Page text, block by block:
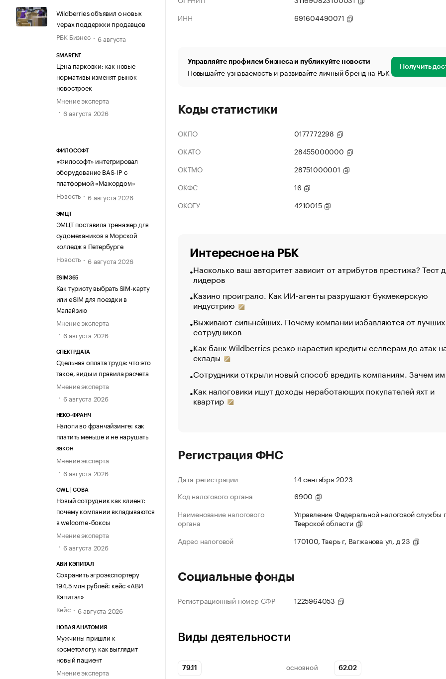
Wildberries объявил о новых
мерах поддержки продавцов
РБК Бизнес
6 августа
SMARENT
Цена парковки: как новые
нормативы изменят рынок
новостроек
Мнение эксперта
6 августа 2026
ФИЛОСОФТ
«Философт» интегрировал
оборудование BAS-IP с
платформой «Мажордом»
Новость
6 августа 2026
ЭМЦТ
ЭМЦТ поставила тренажер для
судомехаников в Морской
колледж в Петербурге
Новость
6 августа 2026
ESIM365
Как туристу выбрать SIM-карту
или eSIM для поездки в
Малайзию
Мнение эксперта
6 августа 2026
СПЕКТРДАТА
Сдельная оплата труда: что это
такое, виды и правила расчета
Мнение эксперта
6 августа 2026
НЕКО-ФРАНЧ
Налоги во франчайзинге: как
платить меньше и не нарушать
закон
Мнение эксперта
6 августа 2026
OWL | СОВА
Новый сотрудник как клиент:
почему компании вкладываются
в welcome-боксы
Мнение эксперта
6 августа 2026
АВИ КЭПИТАЛ
Сохранить агроэкспортеру
194,5 млн рублей: кейс «АВИ
Кэпитал»
Кейс
6 августа 2026
НОВАЯ АНАТОМИЯ
Мужчины пришли к
косметологу: как выглядит
новый пациент
Мнение эксперта
ИНН
691604490071
Управляйте профилем бизнеса и публикуйте новости
Повышайте узнаваемость и развивайте личный бренд на РБК Получить
Коды статистики
ОКПО
0177772298
ОКАТО
28455000000
ОКТМО
28751000001
ОКФС
16
ОКОГУ
4210015
Интересное на РБК
Насколько ваш авторитет зависит от атрибутов престижа? Тест
лидеров
Казино проиграло. Как ИИ-агенты разрушают букмекерскую
индустрию
Выживают сильнейших. Почему компании избавляются от лучших
сотрудников
Как банк Wildberries резко нарастил кредиты селлерам до атак
склады
Сотрудники открыли новый способ вредить компаниям. Зачем
Как налоговики ищут доходы неработающих покупателей яхт и
квартир
Регистрация ФНС
Дата регистрации
14 сентября 2023
Код налогового органа
6900
Наименование налогового
органа
Управление Федеральной налоговой службы
Тверской области
Адрес налоговой
170100, Тверь г, Вагжанова ул, д 23
Социальные фонды
Регистрационный номер СФР 1225964053
Виды деятельности
79.11 ОСНОВНОЙ 62.02